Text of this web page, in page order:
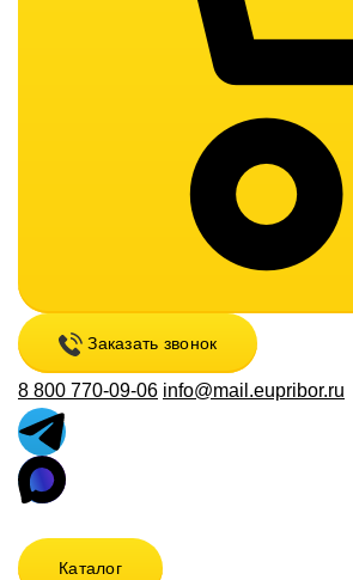
Заказать звонок
8 800 770-09-06 info@mail.eupribor.ru
Каталог